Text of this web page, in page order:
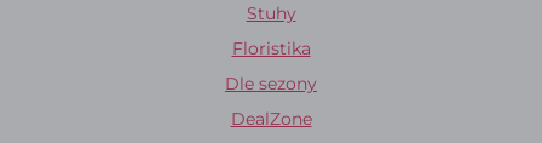
Stuhy
Floristika
Dle sezony
DealZone